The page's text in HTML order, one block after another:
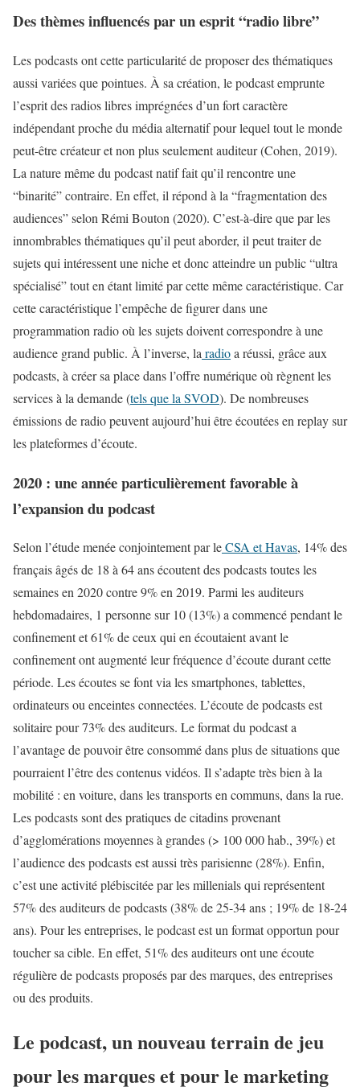
Des thèmes influencés par un esprit “radio libre”
Les podcasts ont cette particularité de proposer des thématiques
aussi variées que pointues. À sa création, le podcast emprunte
l’esprit des radios libres imprégnées d’un fort caractère
indépendant proche du média alternatif pour lequel tout le monde
peut-être créateur et non plus seulement auditeur (Cohen, 2019).
La nature même du podcast natif fait qu’il rencontre une
“binarité” contraire. En effet, il répond à la “fragmentation des
audiences” selon Rémi Bouton (2020). C’est-à-dire que par les
innombrables thématiques qu’il peut aborder, il peut traiter de
sujets qui intéressent une niche et donc atteindre un public “ultra
spécialisé” tout en étant limité par cette même caractéristique. Car
cette caractéristique l’empêche de figurer dans une
programmation radio où les sujets doivent correspondre à une
audience grand public. À l’inverse, la radioa réussi, grâce aux
podcasts, à créer sa place dans l’offre numérique où règnent les
services à la demande (tels que la SVOD). De nombreuses
émissions de radio peuvent aujourd’hui être écoutées en replay sur
les plateformes d’écoute.
2020 : une année particulièrement favorable à
l’expansion du podcast
Selon l’étude menée conjointement par leCSA et Havas, 14% des
français âgés de 18 à 64 ans écoutent des podcasts toutes les
semaines en 2020 contre 9% en 2019. Parmi les auditeurs
hebdomadaires, 1 personne sur 10 (13%) a commencé pendant le
confinement et 61% de ceux qui en écoutaient avant le
confinement ont augmenté leur fréquence d’écoute durant cette
période. Les écoutes se font via les smartphones, tablettes,
ordinateurs ou enceintes connectées. L’écoute de podcasts est
solitaire pour 73% des auditeurs. Le format du podcast a
l’avantage de pouvoir être consommé dans plus de situations que
pourraient l’être des contenus vidéos. Il s’adapte très bien à la
mobilité : en voiture, dans les transports en communs, dans la rue.
Les podcasts sont des pratiques de citadins provenant
d’agglomérations moyennes à grandes (> 100 000 hab., 39%) et
l’audience des podcasts est aussi très parisienne (28%). Enfin,
c’est une activité plébiscitée par les millenials qui représentent
57% des auditeurs de podcasts (38% de 25-34 ans ; 19% de 18-24
ans). Pour les entreprises, le podcast est un format opportun pour
toucher sa cible. En effet, 51% des auditeurs ont une écoute
régulière de podcasts proposés par des marques, des entreprises
ou des produits.
Le podcast, un nouveau terrain de jeu
pour les marques et pour le marketing